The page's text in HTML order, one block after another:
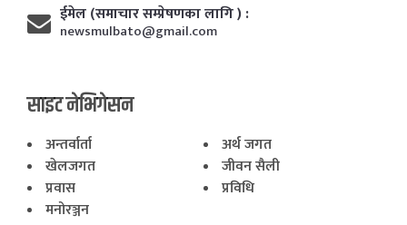
ईमेल (समाचार सम्प्रेषणका लागि ) :
newsmulbato@gmail.com
साइट नेभिगेसन
अन्तर्वार्ता
अर्थ जगत
खेलजगत
जीवन सैली
प्रवास
प्रविधि
मनोरञ्जन